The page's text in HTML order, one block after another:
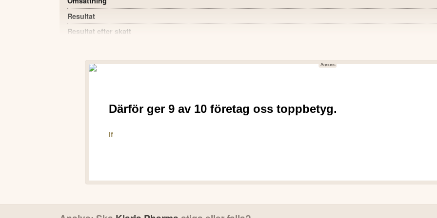
Resultat
Resultat efter skatt
Soliditet
Förberedelser inför lansering av Sumatriptan Alginatfilm fortlöper enligt
tolv månaderna.
Ansökan om utökat patentskydd ger möjlighet till lång marknadsexklusivitet.
Nettoomsättningen
Resultat efter skatt